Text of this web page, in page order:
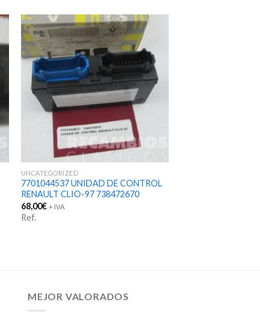
UNCATEGORIZED
7701044537 UNIDAD DE CONTROL
RENAULT CLIO-97 738472670
68,00€ + IVA
Ref.
MEJOR VALORADOS